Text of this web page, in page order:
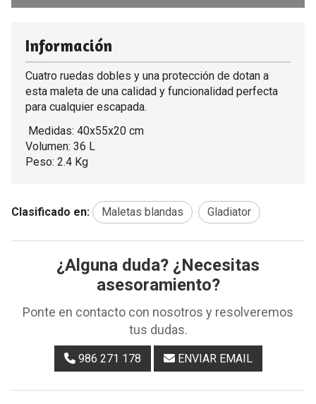
Información
Cuatro ruedas dobles y una protección de dotan a
esta maleta de una calidad y funcionalidad perfecta
para cualquier escapada.
Medidas: 40x55x20 cm
Volumen: 36 L
Peso: 2.4 Kg
Clasificado en: Maletas blandas Gladiator
¿Alguna duda? ¿Necesitas
asesoramiento?
Ponte en contacto con nosotros y resolveremos
tus dudas.
986 271 178 ENVIAR EMAIL